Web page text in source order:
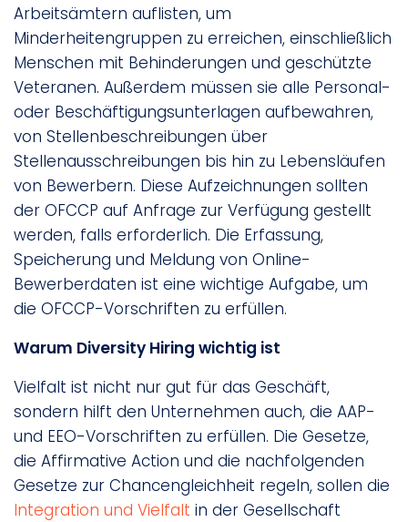
Arbeitsämtern auflisten, um
Minderheitengruppen zu erreichen, einschließlich
Menschen mit Behinderungen und geschützte
Veteranen. Außerdem müssen sie alle Personal-
oder Beschäftigungsunterlagen aufbewahren,
von Stellenbeschreibungen über
Stellenausschreibungen bis hin zu Lebensläufen
von Bewerbern. Diese Aufzeichnungen sollten
der OFCCP auf Anfrage zur Verfügung gestellt
werden, falls erforderlich. Die Erfassung,
Speicherung und Meldung von Online-
Bewerberdaten ist eine wichtige Aufgabe, um
die OFCCP-Vorschriften zu erfüllen.
Warum Diversity Hiring wichtig ist
Vielfalt ist nicht nur gut für das Geschäft,
sondern hilft den Unternehmen auch, die AAP-
und EEO-Vorschriften zu erfüllen. Die Gesetze,
die Affirmative Action und die nachfolgenden
Gesetze zur Chancengleichheit regeln, sollen die
Integration und Vielfalt in der Gesellschaft